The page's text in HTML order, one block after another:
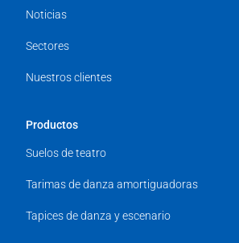
Noticias
Sectores
Nuestros clientes
Productos
Suelos de teatro
Tarimas de danza amortiguadoras
Tapices de danza y escenario